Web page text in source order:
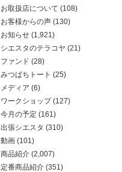
お取扱店について (108)
お客様からの声 (130)
お知らせ (1,921)
シエスタのテラコヤ (21)
ファンド (28)
みつばちトート (25)
メディア (6)
ワークショップ(127)
今月の予定 (161)
出張シエスタ (310)
動画 (101)
商品紹介 (2,007)
定番商品紹介 (351)